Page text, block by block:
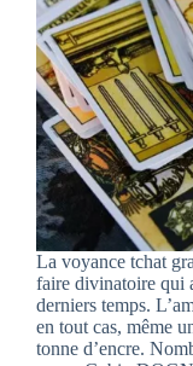
La voyance tchat
faire divinatoire qui
derniers temps.
en tout cas, même
tonne d’encre.